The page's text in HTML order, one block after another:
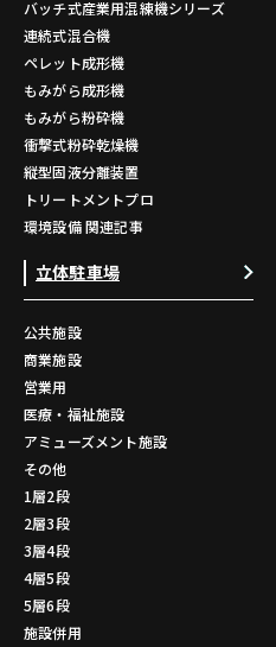
バッチ式産業用混練機シリーズ
連続式混合機
ペレット成形機
もみがら成形機
もみがら粉砕機
衝撃式粉砕乾燥機
縦型固液分離装置
トリートメントプロ
環境設備 関連記事
立体駐車場
公共施設
商業施設
営業用
医療・福祉施設
アミューズメント施設
その他
1層2段
2層3段
3層4段
4層5段
5層6段
施設併用